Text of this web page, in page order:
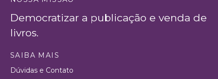
Democratizar a publicação e venda de
livros.
SAIBA MAIS
Dúvidas e Contato